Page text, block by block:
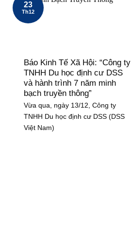
Báo Kinh Tế Xã Hội: “Công ty
TNHH Du học định cư DSS
và hành trình 7 năm minh
bạch truyền thông”
Vừa qua, ngày 13/12, Công ty
TNHH Du học định cư DSS (DSS
Việt Nam)
23
Th12